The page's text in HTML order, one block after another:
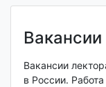
Вакансии
Вакансии
в России.